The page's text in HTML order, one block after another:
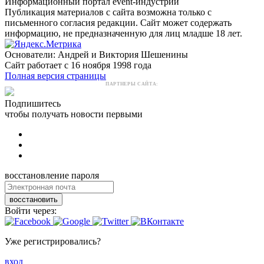
Публикация материалов с сайта возможна только с
письменного согласия редакции. Сайт может содержать
информацию, не предназначенную для лиц младше 18 лет.
Основатели: Андрей и Виктория Шешенины
Сайт работает с 16 ноября 1998 года
Полная версия страницы
ПАРТНЕРЫ САЙТА:
Подпишитесь
чтобы получать новости первыми
восстановление пароля
восстановить
Войти через:
Уже регистрировались?
вход